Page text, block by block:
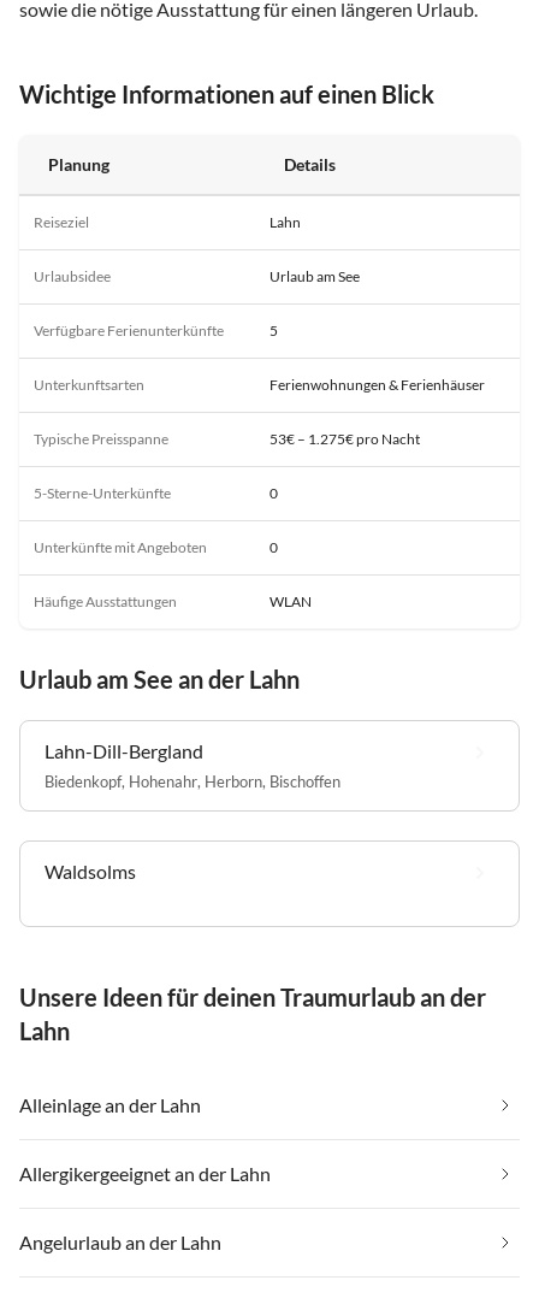
sowie die nötige Ausstattung für einen längeren Urlaub.
Wichtige Informationen auf einen Blick
Planung Details
Reiseziel Lahn
Urlaubsidee Urlaub am See
Verfügbare Ferienunterkünfte 5
Unterkunftsarten Ferienwohnungen & Ferienhäuser
Typische Preisspanne 53€ – 1.275€ pro Nacht
5-Sterne-Unterkünfte 0
Unterkünfte mit Angeboten 0
Häufige Ausstattungen WLAN
Urlaub am See an der Lahn
Lahn-Dill-Bergland
Biedenkopf, Hohenahr, Herborn, Bischoffen
Waldsolms
Unsere Ideen für deinen Traumurlaub an der
Lahn
Alleinlage an der Lahn
Allergikergeeignet an der Lahn
Angelurlaub an der Lahn